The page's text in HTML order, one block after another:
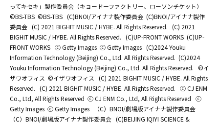
ってキセキ」製作委員会（キョードーファクトリー、ローソンチケット）
©BS-TBS ©BS-TBS (C)BNOI/アイナナ製作委員会 (C)BNOI/アイナナ製作
委員会 (C) 2021 BIGHIT MUSIC / HYBE. All Rights Reserved. (C) 2021
BIGHIT MUSIC / HYBE. All Rights Reserved. (C)UP-FRONT WORKS (C)UP-
FRONT WORKS ⓒ Getty Images ⓒ Getty Images (C)2024 Youku
Information Technology (Beijing) Co., Ltd. All Rights Reserved. (C)2024
Youku Information Technology (Beijing) Co., Ltd. All Rights Reserved. ©イ
ザワオフィス ©イザワオフィス
(C) 2021 BIGHIT MUSIC / HYBE. All Rights
Reserved. (C) 2021 BIGHIT MUSIC / HYBE. All Rights Reserved. ⓒ CJ ENM
Co., Ltd, All Rights Reserved ⓒ CJ ENM Co., Ltd, All Rights Reserved ⓒ
Getty Images ⓒ Getty Images
（C）BNOI/劇場版アイナナ製作委員会
（C）BNOI/劇場版アイナナ製作委員会 (C)BEIJING IQIYI SCIENCE &